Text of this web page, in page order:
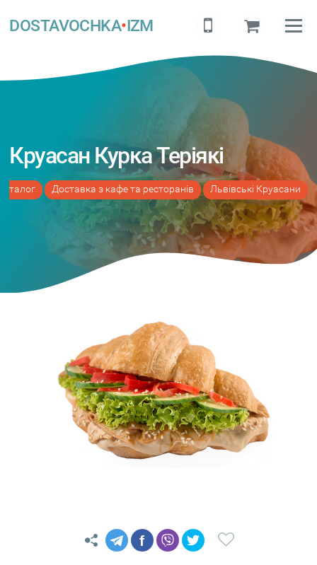
DOSTAVOCHKA•IZM
Круасан Курка Теріякі
Доставка з кафе та ресторанів Львівські Круасани
f